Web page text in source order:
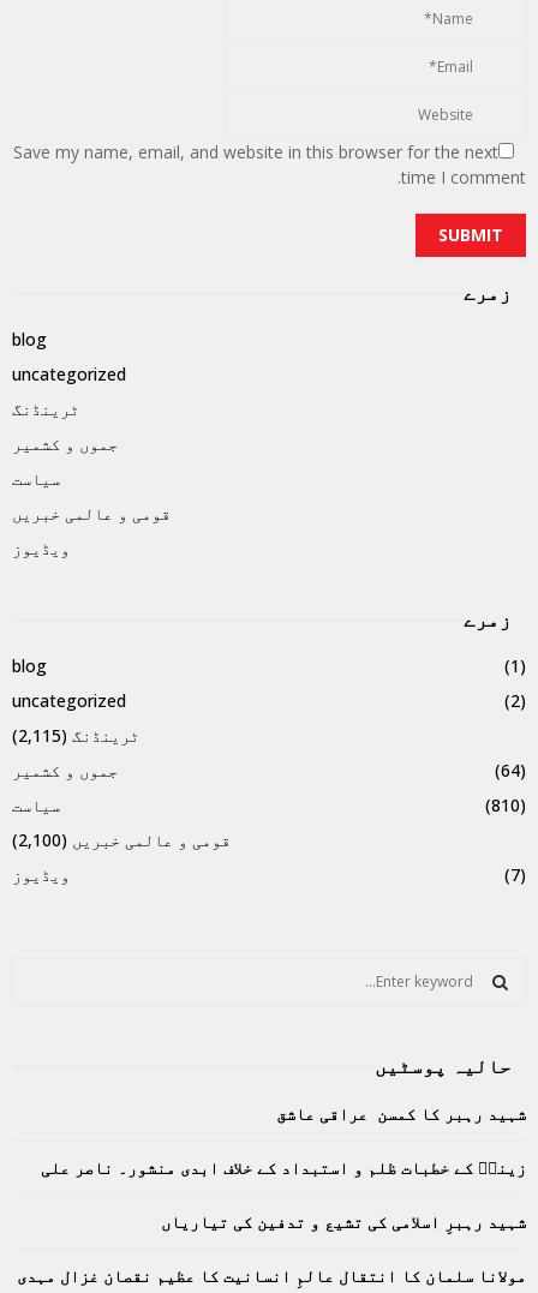
Save my name, email, and website in this browser for the next
time I comment.
زمرے
blog
uncategorized
ٹرینڈنگ
جموں و کشمیر
سیاست
قومی و عالمی خبریں
ویڈیوز
زمرے
blog
(1)
uncategorized
(2)
ٹرینڈنگ (2,115)
جموں و کشمیر
(64)
سیاست
(810)
قومی و عالمی خبریں (2,100)
ویڈیوز
(7)
f
r
E
A
R
C
H
حالیہ پوسٹیں
شہید رہبر کا کمسن عراقی عاشق
زینبؑ کے خطبات ظلم و استبداد کے خلاف ابدی منشور۔ ناصر علی
شہید رہبرِ اسلامی کی تشیع و تدفین کی تیاریاں
مولانا سلمان کا انتقال عالمِ انسانیت کا عظیم نقصان غزال مہدی